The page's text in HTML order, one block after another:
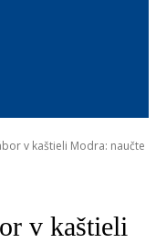
v kaštieli Modra: naučte
v kaštieli